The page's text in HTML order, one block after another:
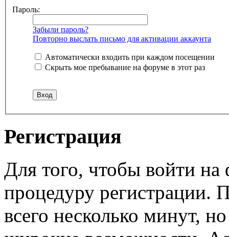
Пароль:
Забыли пароль?
Повторно выслать письмо для активации аккаунта
Автоматически входить при каждом посещении
Скрыть мое пребывание на форуме в этот раз
Регистрация
Для того, чтобы войти
процедуру регистрации.
всего несколько минут,